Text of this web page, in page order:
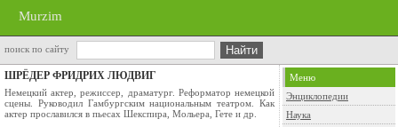
Murzim
поиск по сайту
ШРЁДЕР ФРИДРИХ ЛЮДВИГ
Немецкий актер, режиссер, драматург. Реформатор немецкой
сцены. Руководил Гамбургским национальным театром. Как
актер прославился в пьесах Шекспира, Мольера, Гете и др.
Меню
Энциклопедии
Наука